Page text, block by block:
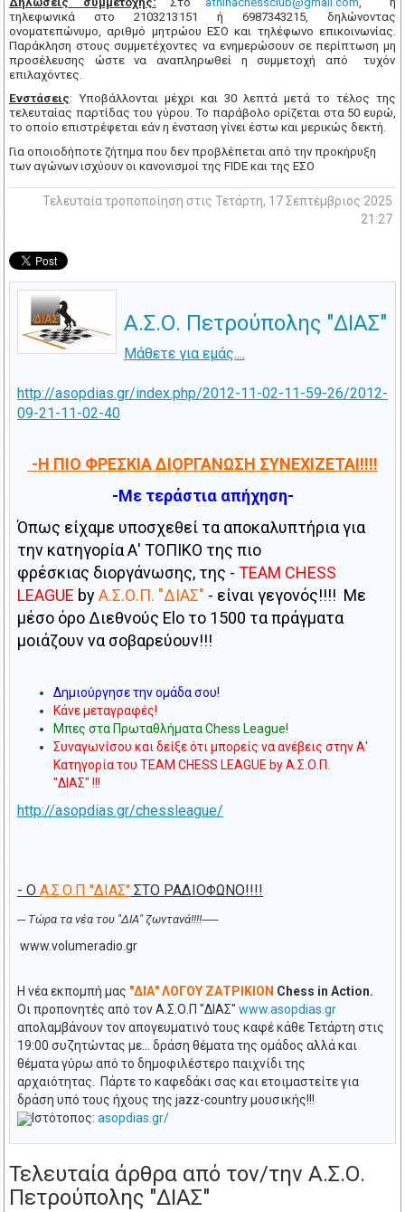
τηλεφωνικά στο 2103213151 ή 6987343215, δηλώνοντας
ονοματεπώνυμο, αριθμό μητρώου ΕΣΟ και τηλέφωνο επικοινωνίας.
Παράκληση στους συμμετέχοντες να ενημερώσουν σε περίπτωση μη
προσέλευσης ώστε να αναπληρωθεί η συμμετοχή από
τυχόν
επιλαχόντες.
Ενστάσεις: Υποβάλλονται μέχρι και 30 λεπτά μετά το τέλος της
τελευταίας παρτίδας του γύρου. Το παράβολο ορίζεται στα 50 ευρώ,
το οποίο επιστρέφεται εάν η ένσταση γίνει έστω και μερικώς δεκτή.
Για οποιοδήποτε ζήτημα που δεν προβλέπεται από την προκήρυξη
των αγώνων ισχύουν οι κανονισμοί της FIDE και της ΕΣΟ
Τελευταία τροποποίηση στις Τετάρτη, 17 Σεπτέμβριος 2025
21:27
Α.Σ.Ο. Πετρoύπολης "ΔΙΑΣ"
Μάθετε για εμάς....
http://asopdias.gr/index.php/2012-11-02-11-59-26/2012-
09-21-11-02-40
-Η ΠΙΟ ΦΡΕΣΚΙΑ ΔΙΟΡΓΑΝΩΣΗ ΣΥΝΕΧΙΖΕΤΑΙ!!!!
-Με τεράστια απήχηση-
Όπως είχαμε υποσχεθεί τα αποκαλυπτήρια για
την κατηγορία Α' ΤΟΠΙΚΟ της πιο
φρέσκιας διοργάνωσης, της - ΤΕΑΜ CHESS
LEAGUE byΑ.Σ.Ο.Π. "ΔΙΑΣ" - είναι γεγονός!!!! Με
μέσο όρο Διεθνούς Elo το 1500 τα πράγματα
μοιάζουν να σοβαρεύουν!!!
Δημιούργησε την ομάδα σου!
Κάνε μεταγραφές!
Μπες στα Πρωταθλήματα Chess League!
Συναγωνίσου και δείξε ότι μπορείς να ανέβεις στην Α'
Κατηγορία του TEAM CHESS LEAGUE by Α.Σ.Ο.Π.
"ΔΙΑΣ" !!!
http://asopdias.gr/chessleague/
- Ο Α.Σ.Ο.Π "ΔΙΑΣ" ΣΤΟ ΡΑΔΙΟΦΩΝΟ!!!!
--- Τώρα τα νέα του "ΔΙΑ" ζωντανά!!!!------
www.volumeradio.gr
Η νέα εκπομπή μας "ΔΙΑ" ΛΟΓΟΥ ΖΑΤΡΙΚΙΟΝ Chess in Action.
Οι προπονητές από τον Α.Σ.Ο.Π "ΔΙΑΣ" www.asopdias.gr
απολαμβάνουν τον απογευματινό τους καφέ κάθε Τετάρτη στις
19:00 συζητώντας με... δράση θέματα της ομάδος αλλά και
θέματα γύρω από το δημοφιλέστερο παιχνίδι της
αρχαιότητας. Πάρτε το καφεδάκι σας και ετοιμαστείτε για
δράση υπό τους ήχους της jazz-country μουσικής!!!
Ιστότοπος: asopdias.gr/
Τελευταία άρθρα από τον/την Α.Σ.Ο.
Πετρoύπολης "ΔΙΑΣ"